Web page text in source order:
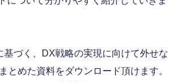
づく、DX戦略の実現に向けて外せな
とめた資料をダウンロード頂けます。